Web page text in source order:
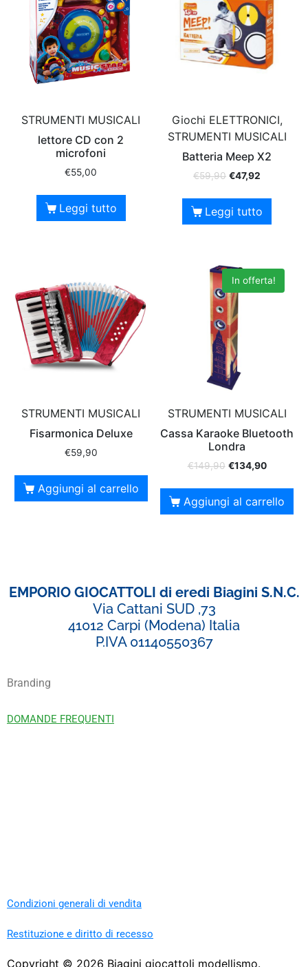
STRUMENTI MUSICALI
lettore CD con 2
microfoni
€55,00
Leggi tutto
Giochi ELETTRONICI,
STRUMENTI MUSICALI
Batteria Meep X2
€59,90 €47,92
Leggi tutto
STRUMENTI MUSICALI
Fisarmonica Deluxe
€59,90
Aggiungi al carrello
In offerta!
STRUMENTI MUSICALI
Cassa Karaoke Bluetooth
Londra
€149,90 €134,90
Aggiungi al carrello
EMPORIO GIOCATTOLI di eredi Biagini S.N.C.
Via Cattani SUD ,73
41012 Carpi (Modena) Italia
P.IVA 01140550367
Branding
DOMANDE FREQUENTI
Condizioni generali di vendita
Restituzione e diritto di recesso
Copyright © 2026 Biagini giocattoli modellismo.